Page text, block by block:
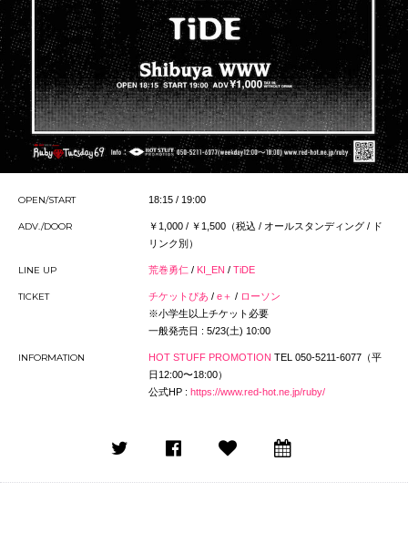
OPEN/START 18:15 / 19:00
ADV./DOOR
￥1,000 / ￥1,500（税込 / オールスタンディング / ド
リンク別）
LINE UP 荒巻勇仁 / KI_EN / TiDE
TICKET チケットぴあ / e＋ / ローソン
※小学生以上チケット必要
一般発売日 : 5/23(土) 10:00
INFORMATION HOT STUFF PROMOTION TEL 050-5211-6077（平
⽇12:00〜18:00）
公式HP : https://www.red-hot.ne.jp/ruby/